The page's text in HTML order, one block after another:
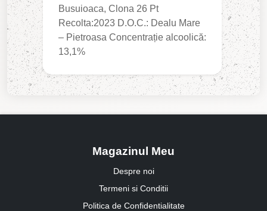
Busuioaca, Clona 26 Pt
Recolta:2023 D.O.C.: Dealu Mare
– Pietroasa Concentrație alcoolică:
13,1%
Magazinul Meu
Despre noi
Termeni si Conditii
Politica de Confidentialitate